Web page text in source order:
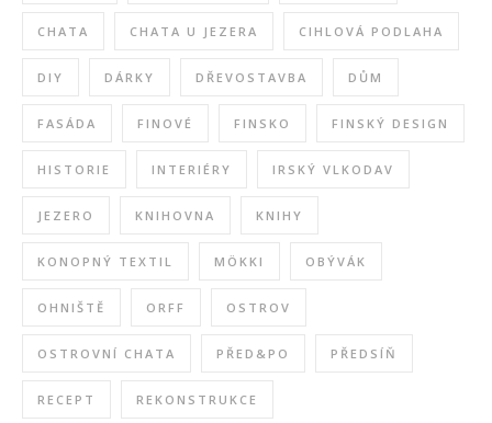
CHATA CHATA U JEZERA CIHLOVÁ PODLAHA
DIY DÁRKY DŘEVOSTAVBA DŮM
FASÁDA FINOVÉ FINSKO FINSKÝ DESIGN
HISTORIE INTERIÉRY IRSKÝ VLKODAV
JEZERO KNIHOVNA KNIHY
KONOPNÝ TEXTIL MÖKKI OBÝVÁK
OHNIŠTĚ ORFF OSTROV
OSTROVNÍ CHATA PŘED&PO PŘEDSÍŇ
RECEPT REKONSTRUKCE